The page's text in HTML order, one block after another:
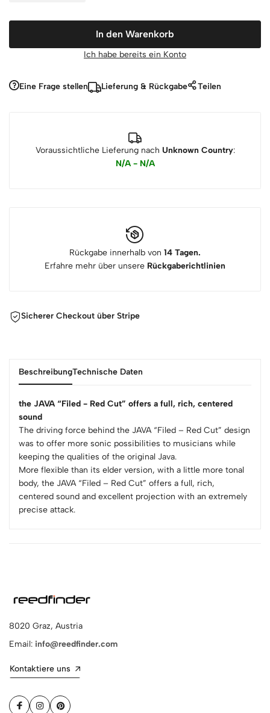
In den Warenkorb
Ich habe bereits ein Konto
Eine Frage stellen Lieferung & Rückgabe Teilen
Voraussichtliche Lieferung nach Unknown Country:
N/A - N/A
Rückgabe innerhalb von 14 Tagen.
Erfahre mehr über unsere Rückgaberichtlinien
Sicherer Checkout über Stripe
BeschreibungTechnische Daten
the JAVA “Filed - Red Cut” offers a full, rich, centered
sound
The driving force behind the JAVA “Filed – Red Cut” design
was to offer more sonic possibilities to musicians while
keeping the qualities of the original Java.
More flexible than its elder version, with a little more tonal
body, the JAVA “Filed – Red Cut” offers a full, rich,
centered sound and excellent projection with an extremely
precise attack.
8020 Graz, Austria
Email: info@reedfinder.com
Kontaktiere uns